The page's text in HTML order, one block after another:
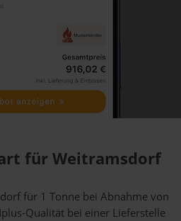
für Weitramsdorf
für 1 Tonne bei Abnahmevon
Qualität bei einer Lieferstelle